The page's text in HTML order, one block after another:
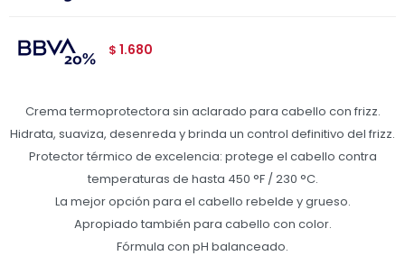
$ 1.680
Crema termoprotectora sin aclarado para cabello con frizz.
Hidrata, suaviza, desenreda y brinda un control definitivo del frizz.
Protector térmico de excelencia: protege el cabello contra
temperaturas de hasta 450 °F / 230 °C.
La mejor opción para el cabello rebelde y grueso.
Apropiado también para cabello con color.
Fórmula con pH balanceado.